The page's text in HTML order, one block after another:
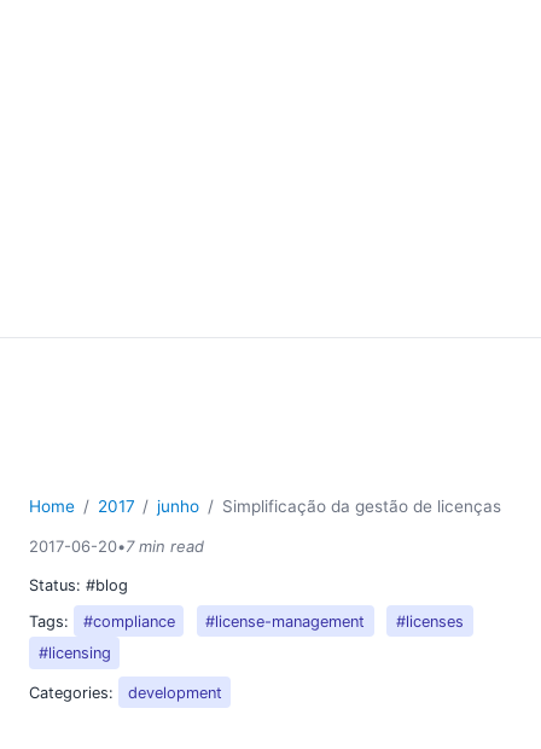
Home 2017 junho Simplificação da gestão de licenças
2017-06-20•7 min read
Status: #blog
Tags:
#compliance #license-management
#licenses
#licensing
Categories: development